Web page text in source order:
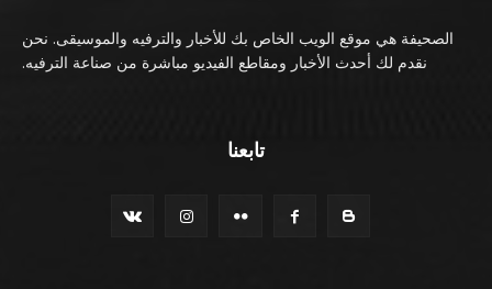
الصحيفة هي موقع الويب الخاص بك للأخبار والترفيه والموسيقى. نحن
نقدم لك أحدث الأخبار ومقاطع الفيديو مباشرة من صناعة الترفيه.
تابعنا